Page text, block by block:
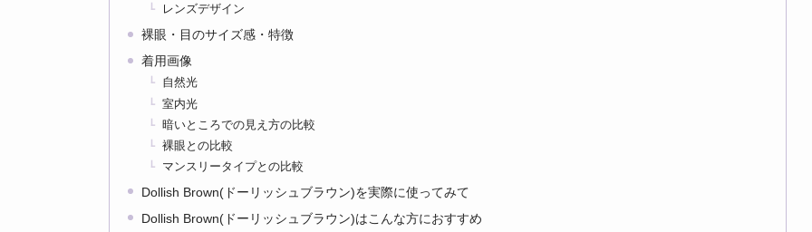
レンズデザイン
裸眼・目のサイズ感・特徴
着用画像
自然光
室内光
暗いところでの見え方の比較
裸眼との比較
マンスリータイプとの比較
Dollish Brown(ドーリッシュブラウン)を実際に使ってみて
Dollish Brown(ドーリッシュブラウン)はこんな方におすすめ